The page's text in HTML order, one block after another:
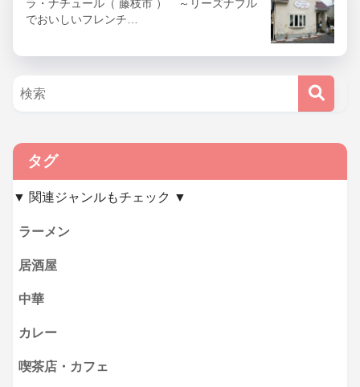
ラ・ナチュール（ 藤枝市 ） ～リーズナブル
でおいしいフレンチ…
タグ
▼ 関連ジャンルもチェック ▼
ラーメン
居酒屋
中華
カレー
喫茶店・カフェ